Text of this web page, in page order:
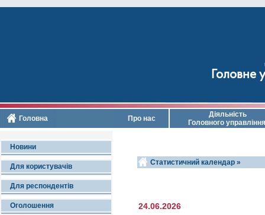
Головне
Головна Про нас
Діяльність
Головного управління
Новини
Для користувачів
Для респондентів
Оголошення
Статистичний календар »
24.06.2026